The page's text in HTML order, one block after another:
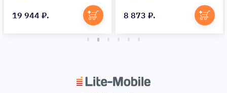
19 944 ₽. 8 873 ₽.